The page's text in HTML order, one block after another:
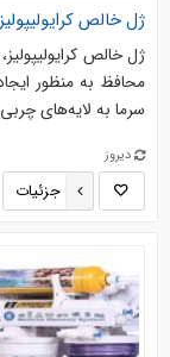
ژل خالص
ژل خالص
محافظ به منظور
سرما به لایه‌های
دیروز
جزئیات